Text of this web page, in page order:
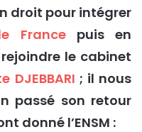
droit pour intégrer
Francepuis en
le cabinet
DJEBBARI ; il nous
passé son retour
donné l’ENSM :